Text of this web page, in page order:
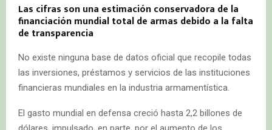
Las cifras son una estimación conservadora de la
financiación mundial total de armas debido a la falta
de transparencia
No existe ninguna base de datos oficial que recopile todas
las inversiones, préstamos y servicios de las instituciones
financieras mundiales en la industria armamentística.
El gasto mundial en defensa creció hasta 2,2 billones de